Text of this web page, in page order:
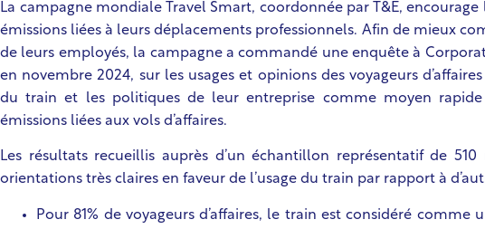
La campagne mondiale Travel Smart, coordonnée par T&E,
émissions liées à leurs déplacements professionnels. Afin de mieux
de leurs employés, la campagne a commandé une enquête à
en novembre 2024, sur les usages et opinions des voyageurs
du train et les politiques de leur entreprise comme moyen
émissions liées aux vols d’affaires.
Les résultats recueillis auprès d’un échantillon représentatif de
orientations très claires en faveur de l’usage du train par rapport à
Pour 81% de voyageurs d’affaires, le train est considéré